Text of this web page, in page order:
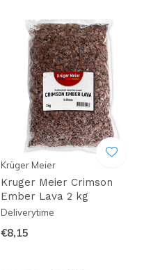
Krüger Meier
Kruger Meier Crimson
Ember Lava 2 kg
Deliverytime
€8,15